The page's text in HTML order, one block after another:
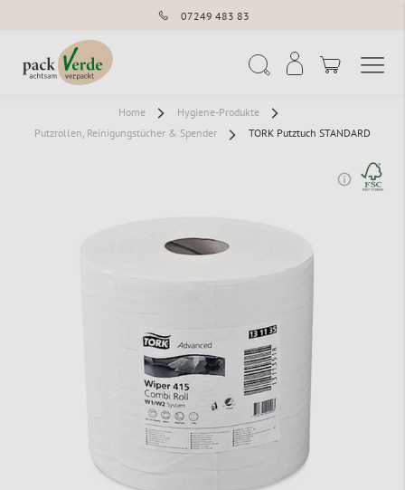
07249 483 83
Home
Hygiene-Produkte
Putzrollen, Reinigungstücher & Spender
TORK Putztuch STANDARD